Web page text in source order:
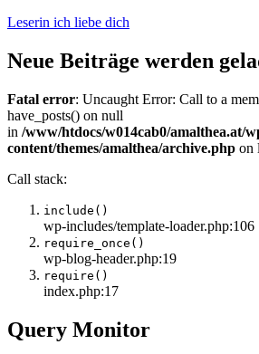
Leserin ich liebe dich
Neue Beiträge werden
Fatal error: Uncaught Error: Call to a
have_posts() on null
in /www/htdocs/w014cab0/amalthea.at/
content/themes/amalthea/archive.php on
Call stack:
include()
wp-includes/template-loader.php:106
require_once()
wp-blog-header.php:19
require()
index.php:17
Query Monitor